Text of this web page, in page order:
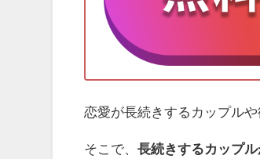
恋愛が長続きするカップル
そこで、長続きするカップ